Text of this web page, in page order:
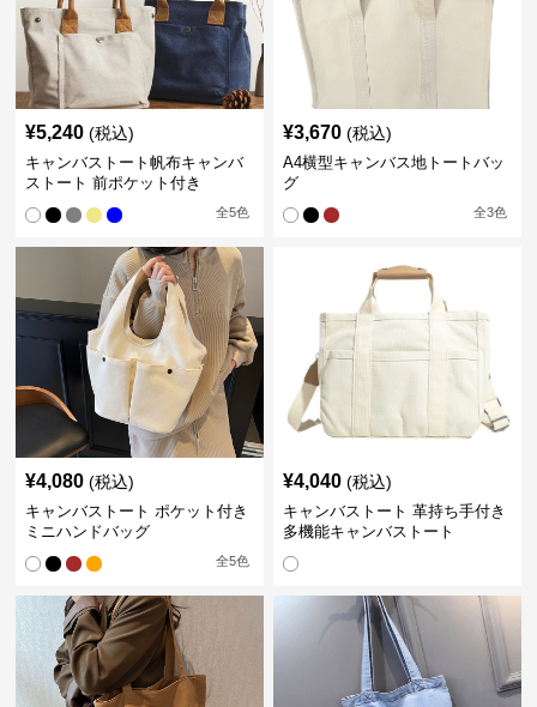
¥5,240 (税込)
キャンバストート帆布キャンバ
ストート 前ポケット付き
全5色
¥3,670 (税込)
A4横型キャンバス地トートバッ
グ
全3色
¥4,080 (税込)
キャンバストート ポケット付き
ミニハンドバッグ
全5色
¥4,040 (税込)
キャンバストート 革持ち手付き
多機能キャンバストート